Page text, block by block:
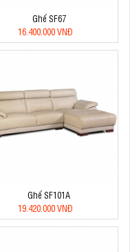
Ghế SF67
16.400.000 VNĐ
Ghế SF101A
19.420.000 VNĐ